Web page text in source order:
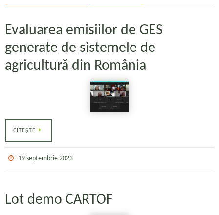
Evaluarea emisiilor de GES
generate de sistemele de
agricultură din România
CITEȘTE
19 septembrie 2023
Lot demo CARTOF